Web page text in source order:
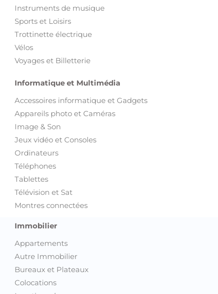
Instruments de musique
Sports et Loisirs
Trottinette électrique
Vélos
Voyages et Billetterie
Informatique et Multimédia
Accessoires informatique et Gadgets
Appareils photo et Caméras
Image & Son
Jeux vidéo et Consoles
Ordinateurs
Téléphones
Tablettes
Télévision et Sat
Montres connectées
Immobilier
Appartements
Autre Immobilier
Bureaux et Plateaux
Colocations